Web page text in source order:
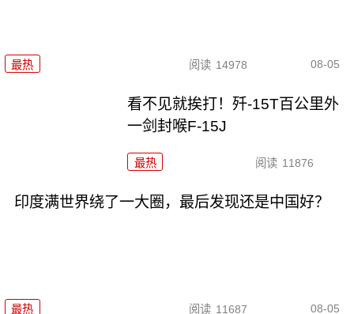
最热 阅读 14978 08-05
看不见就挨打！歼-15T百公里外
一剑封喉F-15J
最热 阅读 11876
印度满世界绕了一大圈，最后发现还是中国好？
最热 阅读 11687 08-05